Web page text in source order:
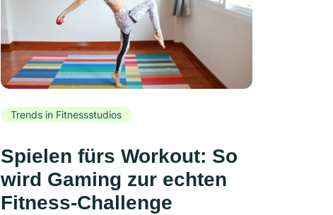
Trends in Fitnessstudios
Spielen fürs Workout: So
wird Gaming zur echten
Fitness-Challenge